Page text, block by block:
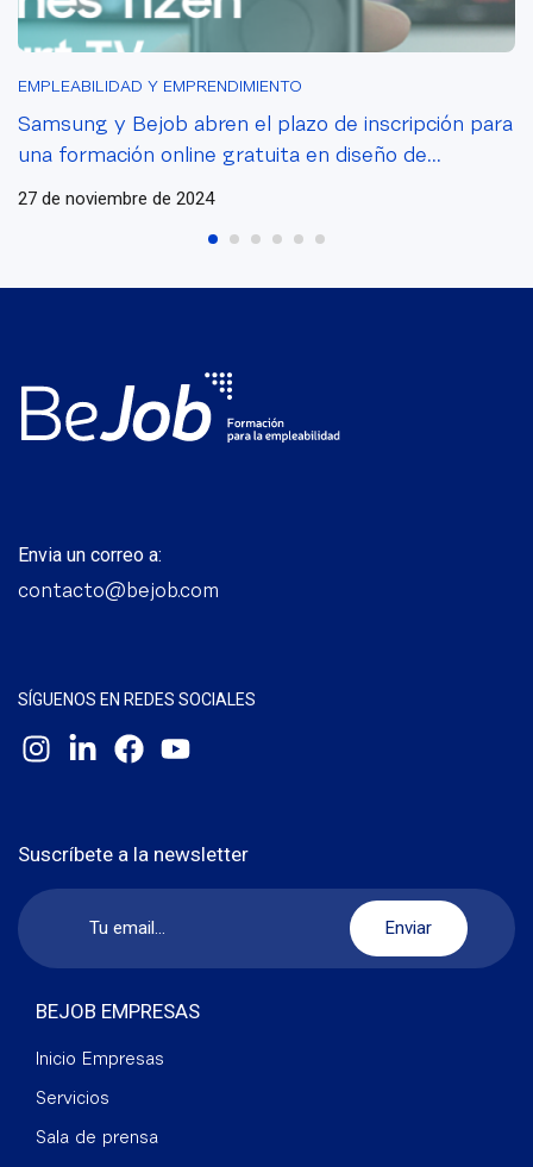
EMPLEABILIDAD Y EMPRENDIMIENTO
Samsung y Bejob abren el plazo de inscripción para
una formación online gratuita en diseño de
aplicaciones Tizen en Smart TV
27 de noviembre de 2024
Suscríbete a la newsletter
BEJOB EMPRESAS
Inicio Empresas
Servicios
Sala de prensa
Envia un correo a:
contacto@bejob.com
SÍGUENOS EN REDES SOCIALES